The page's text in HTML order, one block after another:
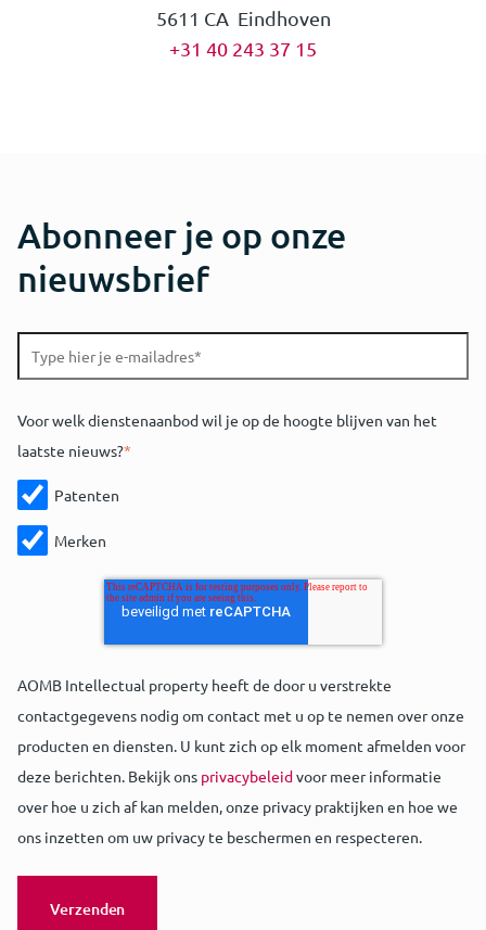
5611 CA Eindhoven
+31 40 243 37 15
Abonneer je op onze
nieuwsbrief
Voor welk dienstenaanbod wil je op de hoogte blijven van het
laatste nieuws?*
Patenten
Merken
AOMB Intellectual property heeft de door u verstrekte
contactgegevens nodig om contact met u op te nemen over onze
producten en diensten. U kunt zich op elk moment afmelden voor
deze berichten. Bekijk ons privacybeleidvoor meer informatie
over hoe u zich af kan melden, onze privacy praktijken en hoe we
ons inzetten om uw privacy te beschermen en respecteren.